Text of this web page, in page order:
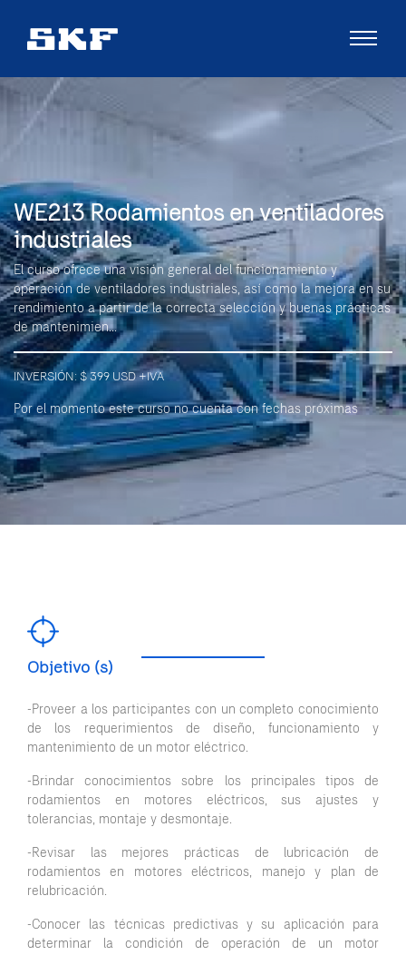
WE213 Rodamientos en ventiladores
industriales
El curso ofrece una visión general del funcionamiento y
operación de ventiladores industriales, así como la mejora en su
rendimiento a partir de la correcta selección y buenas prácticas
de mantenimien...
INVERSIÓN: $ 399 USD +IVA
Por el momento este curso no cuenta con fechas próximas
Objetivo (s)
-Proveer a los participantes con un completo conocimiento
de los requerimientos de diseño, funcionamiento y
mantenimiento de un motor eléctrico.
-Brindar conocimientos sobre los principales tipos de
rodamientos en motores eléctricos, sus ajustes y
tolerancias, montaje y desmontaje.
-Revisar las mejores prácticas de lubricación de
rodamientos en motores eléctricos, manejo y plan de
relubricación.
-Conocer las técnicas predictivas y su aplicación para
determinar la condición de operación de un motor